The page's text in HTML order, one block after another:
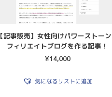
【記事販売】女性向けパワーストー
フィリエイトブログを作る記事！
¥14,000
気になるリストに追加